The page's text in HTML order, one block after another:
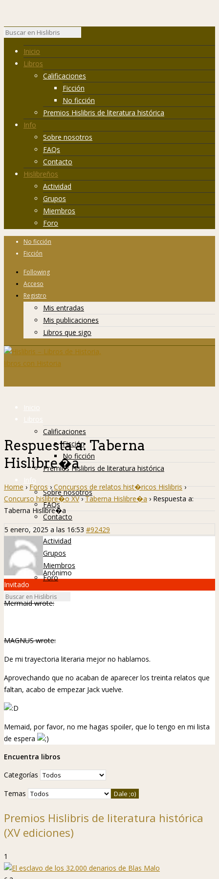
Inicio
Libros
Calificaciones
Ficción
No ficción
Premios Hislibris de literatura histórica
Info
Sobre nosotros
FAQs
Contacto
Hislibreños
Actividad
Grupos
Miembros
Foro
No ficción
Ficción
Following
Acceso
Registro
Mis entradas
Mis publicaciones
Libros que sigo
Inicio
Libros
Calificaciones
Ficción
No ficción
Premios Hislibris de literatura histórica
Info
Sobre nosotros
FAQs
Contacto
Hislibreños
Actividad
Grupos
Miembros
Foro
Respuesta a: Taberna
Hislibre�a
Home › Foros › Concursos de relatos hist�ricos Hislibris ›
Concurso hislibre�o XV › Taberna Hislibre�a › Respuesta a:
Taberna Hislibre�a
5 enero, 2025 a las 16:53 #92429
Anónimo
Invitado
Mermaid wrote:
MAGNUS wrote:
De mi trayectoria literaria mejor no hablamos.
Aprovechando que no acaban de aparecer los treinta relatos que
faltan, acabo de empezar Jack vuelve.
Memaid, por favor, no me hagas spoiler, que lo tengo en mi lista
de espera
Encuentra libros
Categorías
Temas
Premios Hislibris de literatura histórica
(XV ediciones)
1